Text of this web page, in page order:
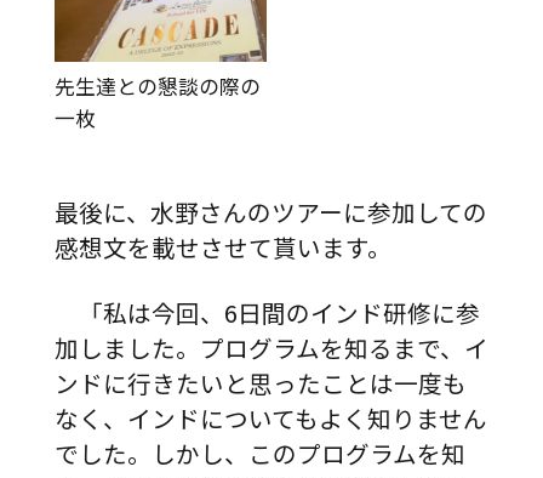
先生達との懇談の際の
一枚
最後に、水野さんのツアーに参加しての
感想文を載せさせて貰います。
「私は今回、6日間のインド研修に参
加しました。プログラムを知るまで、イ
ンドに行きたいと思ったことは一度も
なく、インドについてもよく知りません
でした。しかし、このプログラムを知